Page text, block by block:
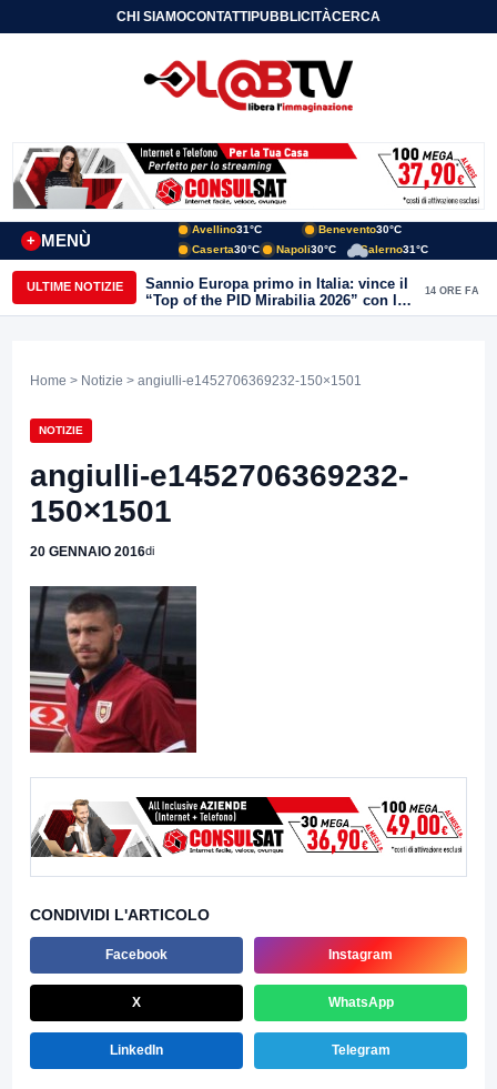
CHI SIAMOCONTATTIPUBBLICITÀCERCA
MENÙ
+
Avellino31°C Benevento30°C
Caserta30°C Napoli30°C Salerno31°C
ULTIME NOTIZIE
Sannio Europa primo in Italia: vince il
“Top of the PID Mirabilia 2026” con la
realtà virtuale nei musei del Sannio
14 ORE FA
Home > Notizie > angiulli-e1452706369232-150×1501
NOTIZIE
angiulli-e1452706369232-
150×1501
20 GENNAIO 2016di
CONDIVIDI L'ARTICOLO
Facebook Instagram
X WhatsApp
LinkedIn Telegram